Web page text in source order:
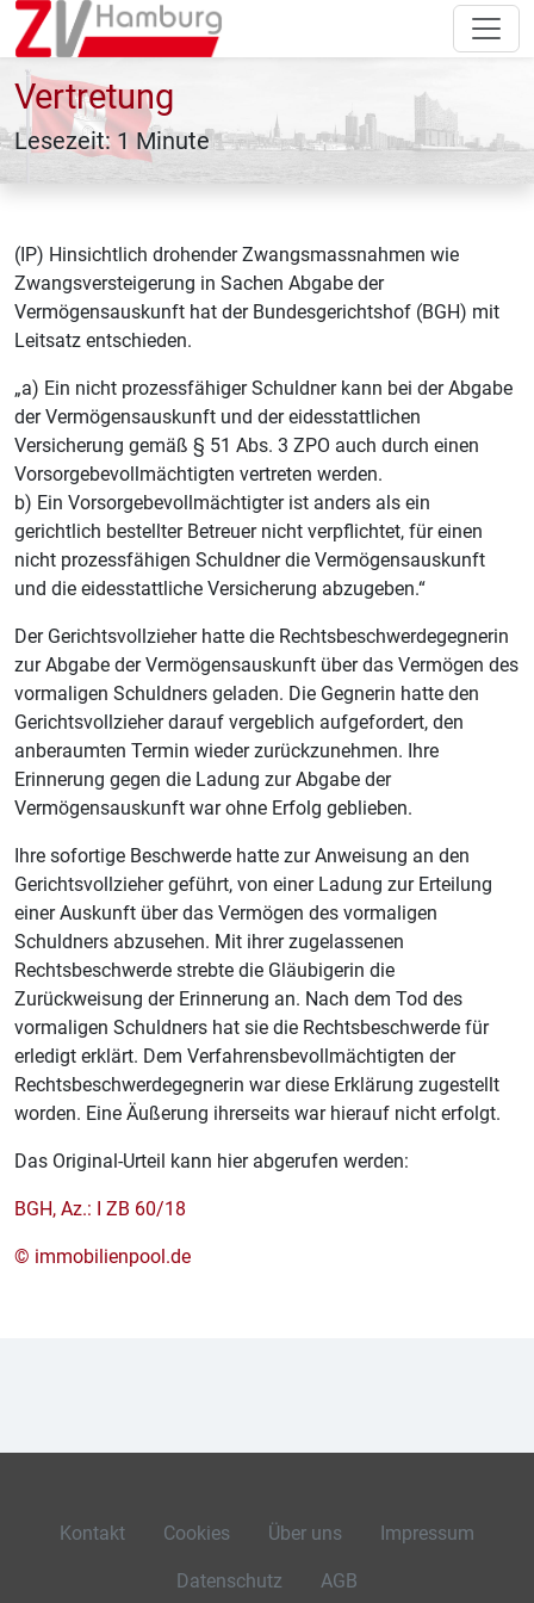
Vertretung
Lesezeit: 1 Minute
(IP) Hinsichtlich drohender Zwangsmassnahmen wie
Zwangsversteigerung in Sachen Abgabe der
Vermögensauskunft hat der Bundesgerichtshof (BGH) mit
Leitsatz entschieden.
„a) Ein nicht prozessfähiger Schuldner kann bei der Abgabe
der Vermögensauskunft und der eidesstattlichen
Versicherung gemäß § 51 Abs. 3 ZPO auch durch einen
Vorsorgebevollmächtigten vertreten werden.
b) Ein Vorsorgebevollmächtigter ist anders als ein
gerichtlich bestellter Betreuer nicht verpflichtet, für einen
nicht prozessfähigen Schuldner die Vermögensauskunft
und die eidesstattliche Versicherung abzugeben.“
Der Gerichtsvollzieher hatte die Rechtsbeschwerdegegnerin
zur Abgabe der Vermögensauskunft über das Vermögen des
vormaligen Schuldners geladen. Die Gegnerin hatte den
Gerichtsvollzieher darauf vergeblich aufgefordert, den
anberaumten Termin wieder zurückzunehmen. Ihre
Erinnerung gegen die Ladung zur Abgabe der
Vermögensauskunft war ohne Erfolg geblieben.
Ihre sofortige Beschwerde hatte zur Anweisung an den
Gerichtsvollzieher geführt, von einer Ladung zur Erteilung
einer Auskunft über das Vermögen des vormaligen
Schuldners abzusehen. Mit ihrer zugelassenen
Rechtsbeschwerde strebte die Gläubigerin die
Zurückweisung der Erinnerung an. Nach dem Tod des
vormaligen Schuldners hat sie die Rechtsbeschwerde für
erledigt erklärt. Dem Verfahrensbevollmächtigten der
Rechtsbeschwerdegegnerin war diese Erklärung zugestellt
worden. Eine Äußerung ihrerseits war hierauf nicht erfolgt.
Das Original-Urteil kann hier abgerufen werden:
BGH, Az.: I ZB 60/18
© immobilienpool.de
Kontakt Cookies Über uns Impressum
Datenschutz AGB